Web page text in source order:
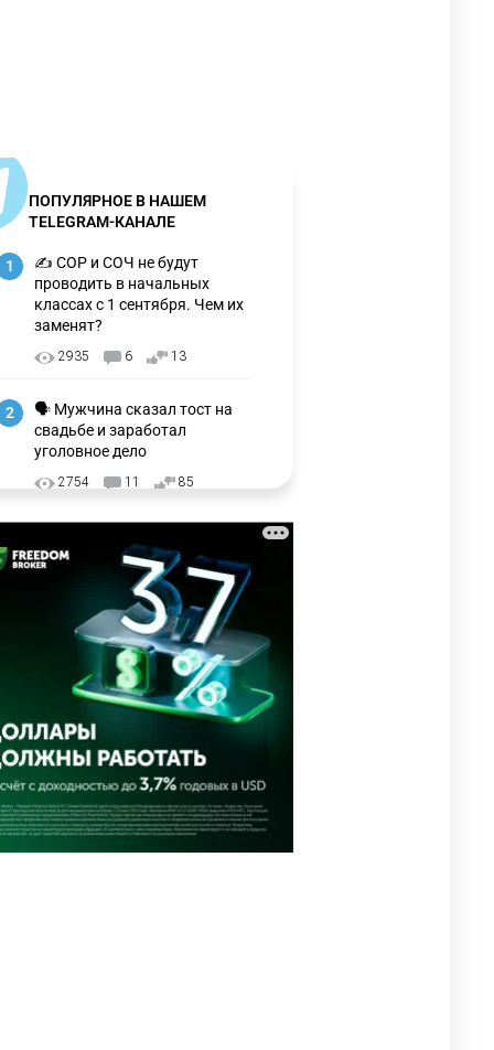
ПОПУЛЯРНОЕ В НАШЕМ
TELEGRAM-КАНАЛЕ
1
✍️ СОР и СОЧ не будут
проводить в начальных
классах с 1 сентября. Чем их
заменят?
2935 6 13
2
🗣 Мужчина сказал тост на
свадьбе и заработал
уголовное дело
2754 11 85
направил телеграмму
соболезнования родным и
близким Халық қаһарманы
Ивана Гапича
2 42
🇫🇷 Клуб ПСЖ объявил об
открытии своей футбольной
академии в Астане
39
5
🇺🇸🇯🇵 США и Япония
провели совместную